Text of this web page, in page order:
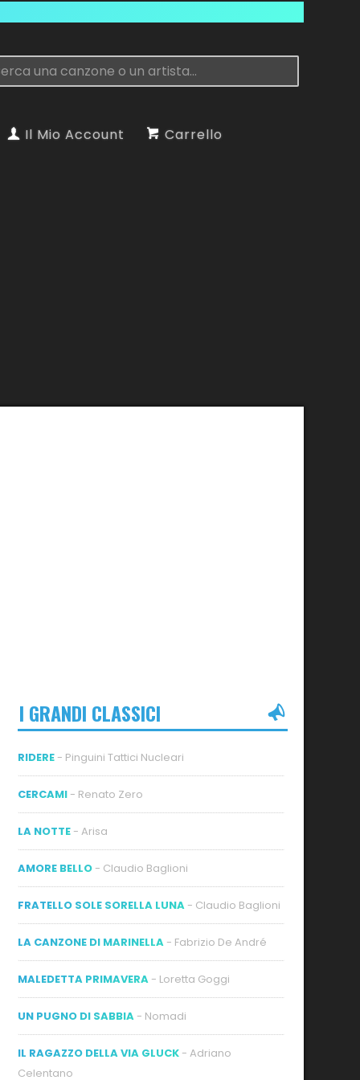
Il Mio Account Carrello
I GRANDI CLASSICI
RIDERE - Pinguini Tattici Nucleari
CERCAMI - Renato Zero
LA NOTTE - Arisa
AMORE BELLO - Claudio Baglioni
FRATELLO SOLE SORELLA LUNA - Claudio Baglioni
LA CANZONE DI MARINELLA - Fabrizio De André
MALEDETTA PRIMAVERA - Loretta Goggi
UN PUGNO DI SABBIA - Nomadi
IL RAGAZZO DELLA VIA GLUCK - Adriano
Celentano